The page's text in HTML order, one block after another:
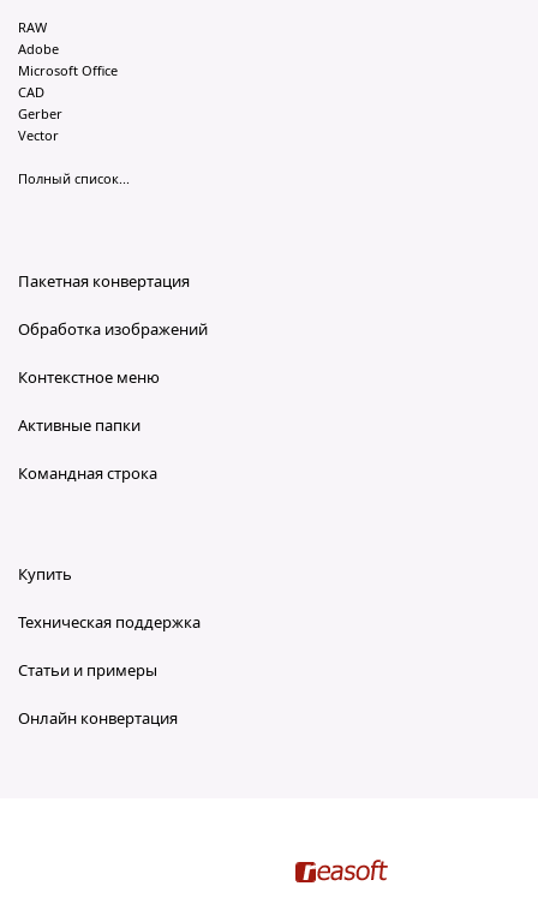
RAW
Adobe
Microsoft Office
CAD
Gerber
Vector
Полный список...
Пакетная конвертация
Обработка изображений
Контекстное меню
Активные папки
Командная строка
Купить
Техническая поддержка
Статьи и примеры
Онлайн конвертация